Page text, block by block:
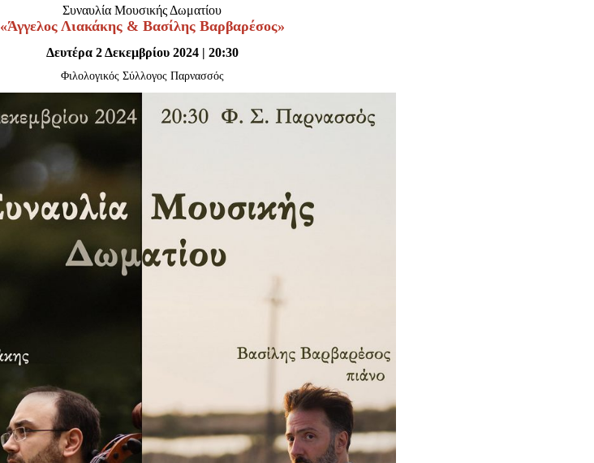
Συναυλία Μουσικής Δωματίου
«Άγγελος Λιακάκης & Βασίλης Βαρβαρέσος»
Δευτέρα 2 Δεκεμβρίου 2024 | 20:30
Φιλολογικός Σύλλογος Παρνασσός